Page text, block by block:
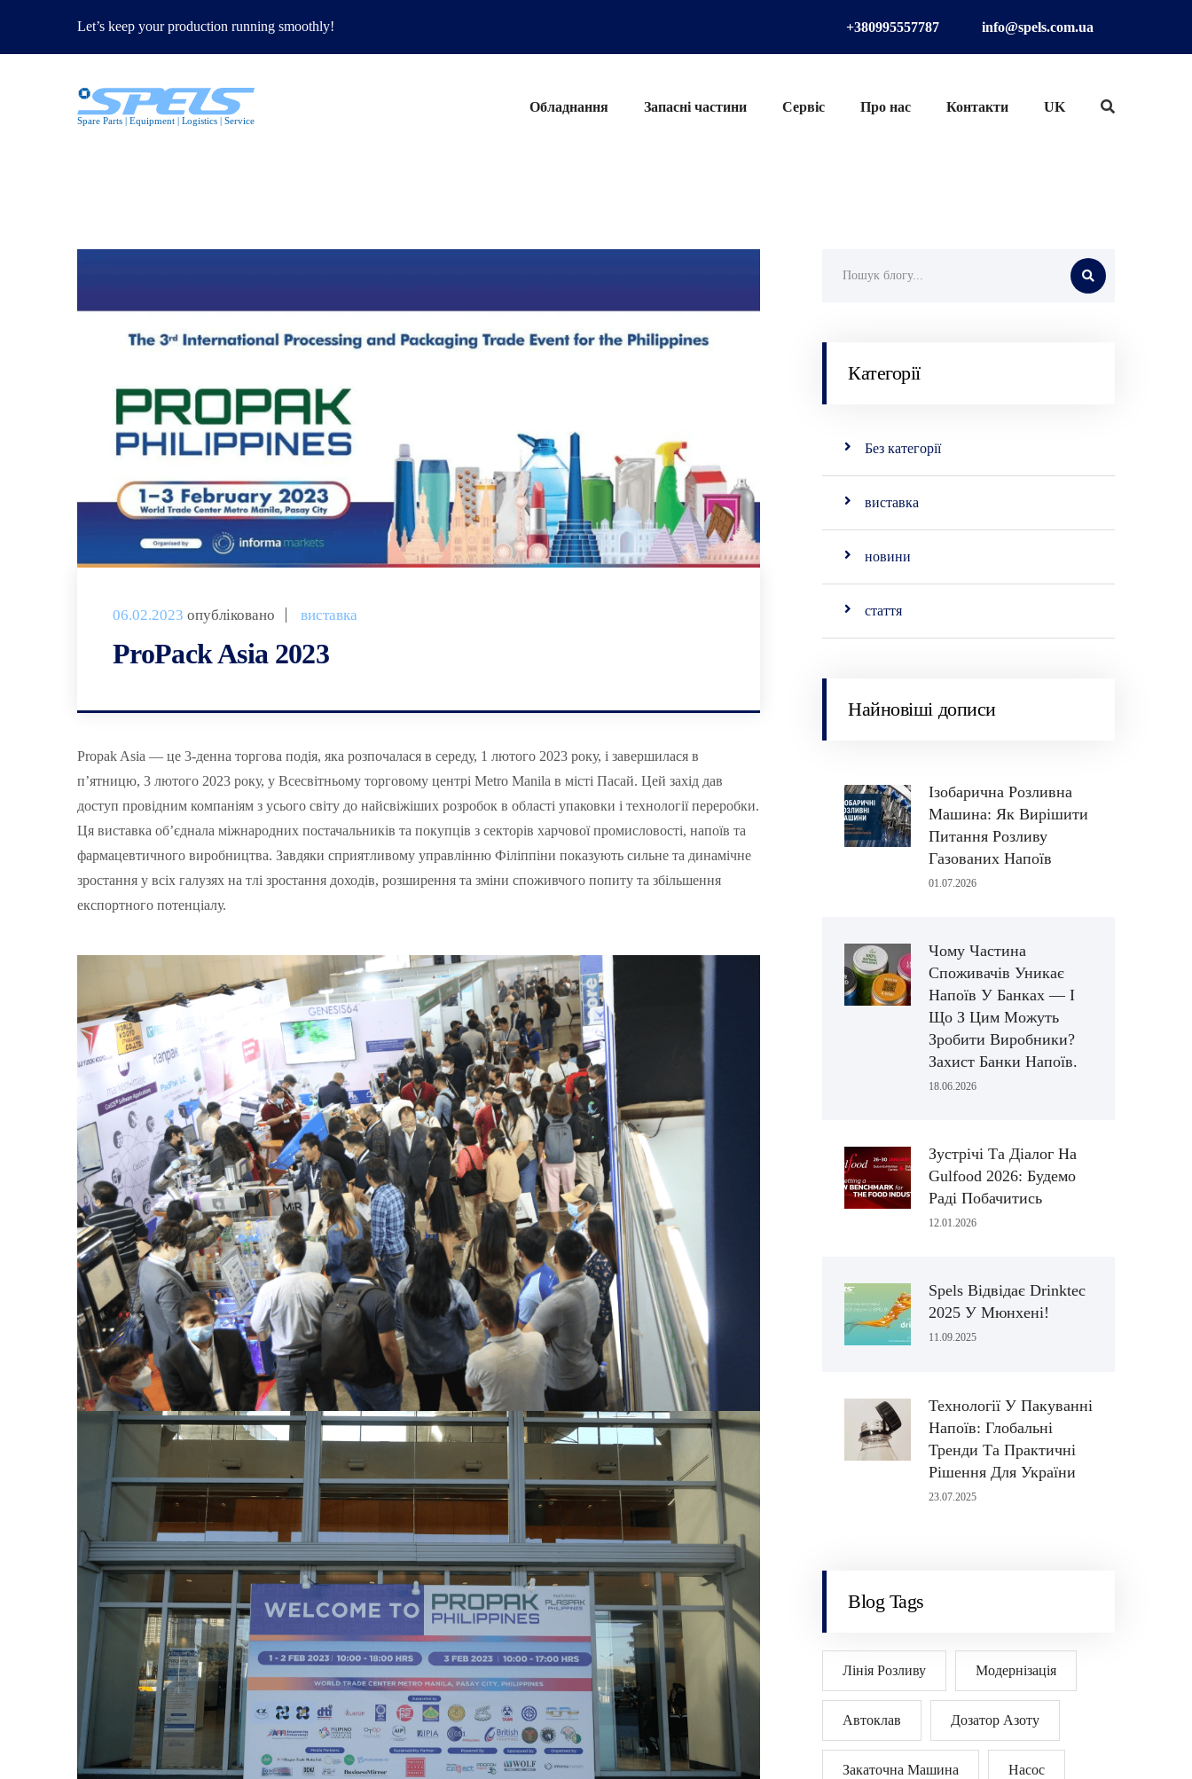
Let’s keep your production running smoothly! +380995557787 info@spels.com.ua
Обладнання Запасні частини Сервіс Про нас Контакти UK
06.02.2023 опубліковано виставка
ProPack Asia 2023
Propak Asia — це 3-денна торгова подія, яка розпочалася в середу, 1 лютого 2023 року, і завершилася в
п’ятницю, 3 лютого 2023 року, у Всесвітньому торговому центрі Metro Manila в місті Пасай. Цей захід дав
доступ провідним компаніям з усього світу до найсвіжіших розробок в області упаковки і технології переробки.
Ця виставка об’єднала міжнародних постачальників та покупців з секторів харчової промисловості, напоїв та
фармацевтичного виробництва. Завдяки сприятливому управлінню Філіппіни показують сильне та динамічне
зростання у всіх галузях на тлі зростання доходів, розширення та зміни споживчого попиту та збільшення
експортного потенціалу.
Категорії
Без категорії
виставка
новини
стаття
Найновіші дописи
Ізобарична Розливна
Машина: Як Вирішити
Питання Розливу
Газованих Напоїв
01.07.2026
Чому Частина
Споживачів Уникає
Напоїв У Банках — І
Що З Цим Можуть
Зробити Виробники?
Захист Банки Напоїв.
18.06.2026
Зустрічі Та Діалог На
Gulfood 2026: Будемо
Раді Побачитись
12.01.2026
Spels Відвідає Drinktec
2025 У Мюнхені!
11.09.2025
Технології У Пакуванні
Напоїв: Глобальні
Тренди Та Практичні
Рішення Для України
23.07.2025
Blog Tags
Лінія Розливу Модернізація
Автоклав Дозатор Азоту
Закаточна Машина Насос